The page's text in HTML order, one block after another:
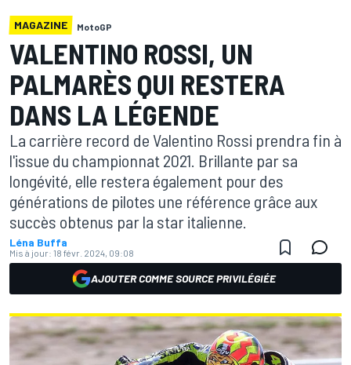
MAGAZINE MotoGP
VALENTINO ROSSI, UN
PALMARÈS QUI RESTERA
DANS LA LÉGENDE
La carrière record de Valentino Rossi prendra fin à
l'issue du championnat 2021. Brillante par sa
longévité, elle restera également pour des
générations de pilotes une référence grâce aux
succès obtenus par la star italienne.
Léna Buffa
Mis à jour: 18 févr. 2024, 09:08
AJOUTER COMME SOURCE PRIVILÉGIÉE